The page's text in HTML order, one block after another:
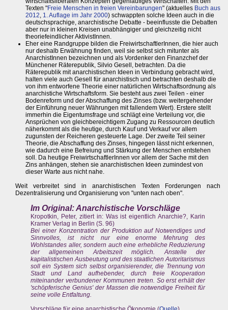
Texten "Freie Menschen in freien Vereinbarungen" (aktuelles Buch aus
2012, 1. Auflage im Jahr 2000) schwappten solche Ideen auch in die
deutschsprachige, anarchistische Debatte - beeinflusste die Debatten
aber nur in kleinen Kreisen unabhängiger und gleichzeitig nicht
theoriefeindlicher AktivistInnen.
Eher eine Randgruppe bilden die FreiwirtschaftlerInnen, die hier auch
nur deshalb Erwähnung finden, weil sie selbst sich mitunter als
AnarchistInnen bezeichnen und als Vordenker den Finanzchef der
Münchener Räterepublik, Silvio Gesell, betrachten. Da die
Räterepublik mit anarchistischen Ideen in Verbindung gebracht wird,
halten viele auch Gesell für anarchistisch und betrachten deshalb die
von ihm entworfene Theorie einer natürlichen Wirtschaftsordnung als
anarchistiche Wirtschaftsform. Sie besteht aus zwei Teilen - einer
Bodenreform und der Abschaffung des Zinses (bzw. weitergehender
der Einführung neuer Währungen mit fallendem Wert). Erstere stellt
immerhin die Eigentumsfrage und schlägt eine Verteilung vor, die
Ansprüchen von gleichbereichtigem Zugang zu Ressourcen deutlich
näherkommt als die heutige, durch Kauf und Verkauf vor allem
zugunsten der Reicheren gesteuerte Lage. Der zweite Teil seiner
Theorie, die Abschaffung des Zinses, hingegen lässt nicht erkennen,
wie dadurch eine Befreiung und Stärkung der Menschen entstehen
soll. Da heutige FreiwirtschaftlerInnen vor allem der Sache mit den
Zins anhängen, stehen sie anarchistischen Ideen zumindest von
dieser Warte aus nicht nahe.
Weit verbreitet sind in anarchistischen Texten Forderungen nach
Dezentralisierung und Organisierung von "unten nach oben".
Im Original: Anarchistische Vorschläge
Kropotkin, Peter, zitiert in: Was ist eigentlich Anarchie?, Karin
Kramer Verlag in Berlin (S. 96)
Bei einer Konzentration der Produktion auf Notwendiges und
Sinnvolles, ist nicht nur eine enorme Mehrung des
Wohlstandes aller, sondern auch eine erhebliche Reduzierung
der allgemeinen Arbeitszeit möglich. Anstelle der
kapitalistischen Ausbeutung und des staatlichen Autoritarismus
soll ein System sich selbst organisierender, die Trennung von
Stadt und Land aufhebender, durch freie Kooperation
miteinander verbundener Kommunen treten. So erst erhält der
'schöpferische Genius' der Massen die notwendige Freiheit für
seine volle Entfaltung.